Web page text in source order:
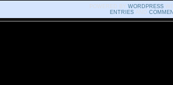
POWERED BY WORDPRESS
ENTRIESAND